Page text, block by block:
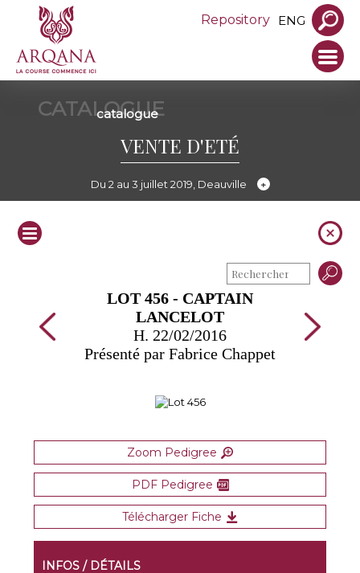
Repository ENG
CATALOGUE
catalogue
VENTE D'ETÉ
Du 2 au 3 juillet 2019, Deauville
LOT 456 - CAPTAIN
LANCELOT
H. 22/02/2016
Présenté par Fabrice Chappet
Zoom Pedigree
PDF Pedigree
Télécharger Fiche
INFOS / DÉTAILS